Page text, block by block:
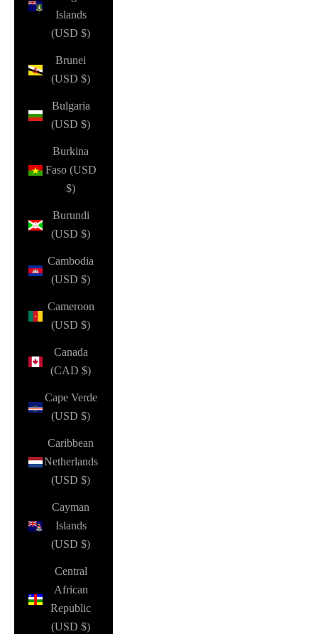
Islands
(USD $)
Brunei
(USD $)
Bulgaria
(USD $)
Burkina
Faso (USD
$)
Burundi
(USD $)
Cambodia
(USD $)
Cameroon
(USD $)
Canada
(CAD $)
Cape Verde
(USD $)
Caribbean
Netherlands
(USD $)
Cayman
Islands
(USD $)
Central
African
Republic
(USD $)